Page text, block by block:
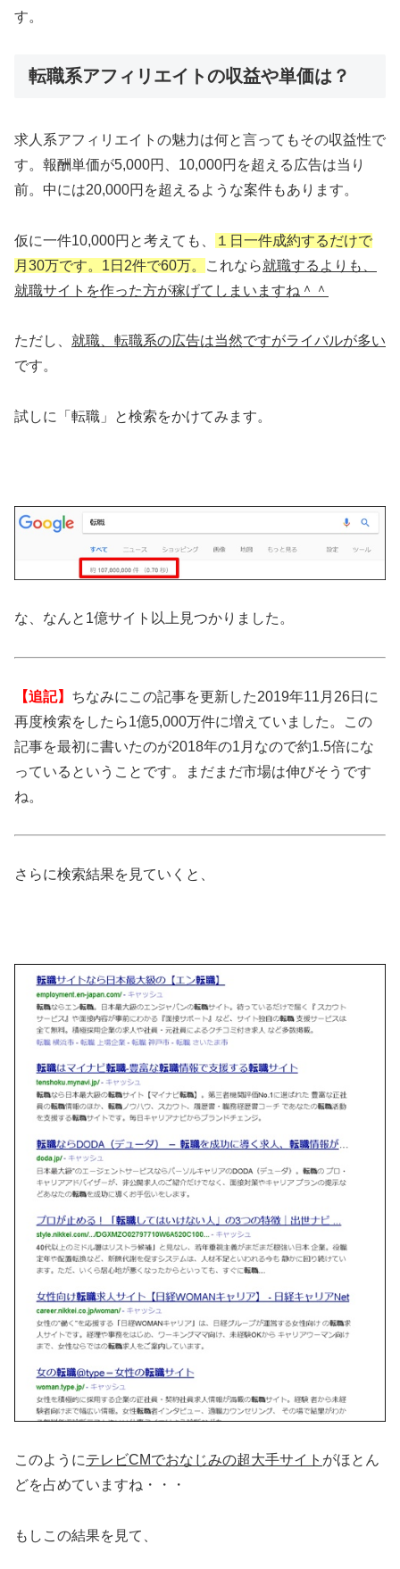
す。
転職系アフィリエイトの収益や単価は？
求人系アフィリエイトの魅力は何と言ってもその収益性で
す。報酬単価が5,000円、10,000円を超える広告は当り
前。中には20,000円を超えるような案件もあります。
仮に一件10,000円と考えても、
１日一件成約するだけで
月30万です。1日2件で60万。
これなら就職するよりも、
就職サイトを作った方が稼げてしまいますね＾＾
ただし、 就職、転職系の広告は当然ですがライバルが多い
です。
試しに「転職」と検索をかけてみます。
な、なんと1億サイト以上見つかりました。
【追記】 ちなみにこの記事を更新した2019年11月26日に
再度検索をしたら1億5,000万件に増えていました。この
記事を最初に書いたのが2018年の1月なので約1.5倍にな
っているということです。まだまだ市場は伸びそうです
ね。
さらに検索結果を見ていくと、
このようにテレビCMでおなじみの超大手サイト がほとん
どを占めていますね・・・
もしこの結果を見て、